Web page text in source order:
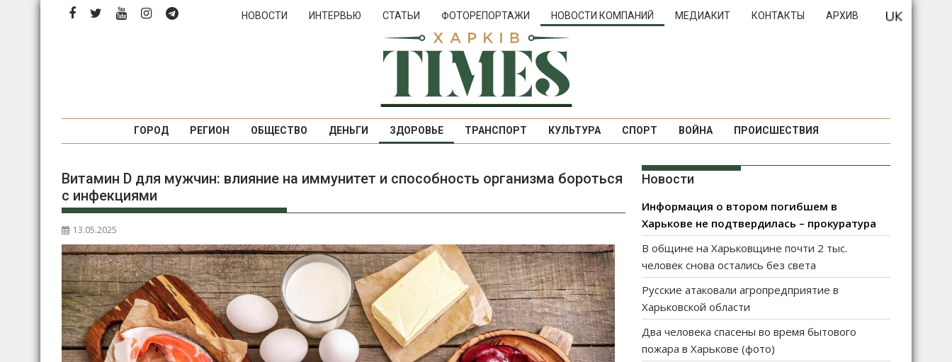
Перейти
НОВОСТИ ИНТЕРВЬЮ СТАТЬИ ФОТОРЕПОРТАЖИ НОВОСТИ КОМПАНИЙ МЕДИАКИТ КОНТАКТЫ АРХИВ
ГОРОД РЕГИОН ОБЩЕСТВО ДЕНЬГИ ЗДОРОВЬЕ ТРАНСПОРТ КУЛЬТУРА СПОРТ ВОЙНА ПРОИСШЕСТВИЯ
Витамин D для мужчин: влияние на иммунитет и способность организма бороться
с инфекциями
13.05.2025
Новости
Информация о втором погибшем в
Харькове не подтвердилась – прокуратура
В общине на Харьковщине почти 2 тыс.
человек снова остались без света
Русские атаковали агропредприятие в
Харьковской области
Два человека спасены во время бытового
пожара в Харькове (фото)